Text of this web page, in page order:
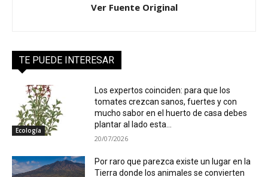
Ver Fuente Original
TE PUEDE INTERESAR
Ecología
Los expertos coinciden: para que los
tomates crezcan sanos, fuertes y con
mucho sabor en el huerto de casa debes
plantar al lado esta...
20/07/2026
Por raro que parezca existe un lugar en la
Tierra donde los animales se convierten